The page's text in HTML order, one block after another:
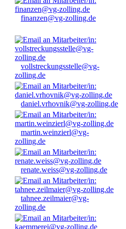
finanzen@vg-zolling.de
vollstreckungsstelle@vg-
zolling.de
daniel.vrhovnik@vg-zolling.de
martin.weinzierl@vg-
zolling.de
renate.weiss@vg-zolling.de
tahnee.zeilmaier@vg-
zolling.de